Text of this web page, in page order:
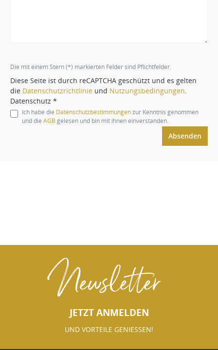
Die mit einem Stern (*) markierten Felder sind Pflichtfelder.
Diese Seite ist durch reCAPTCHA geschützt und es gelten
die Datenschutzrichtlinie und Nutzungsbedingungen
Datenschutz *
Ich habe die Datenschutzbestimmungenzur Kenntnis genommen
und die AGB gelesen und bin mit ihnen einverstanden.
Absenden
Newsletter
JETZT ANMELDEN
UND VORTEILE GENIESSEN!